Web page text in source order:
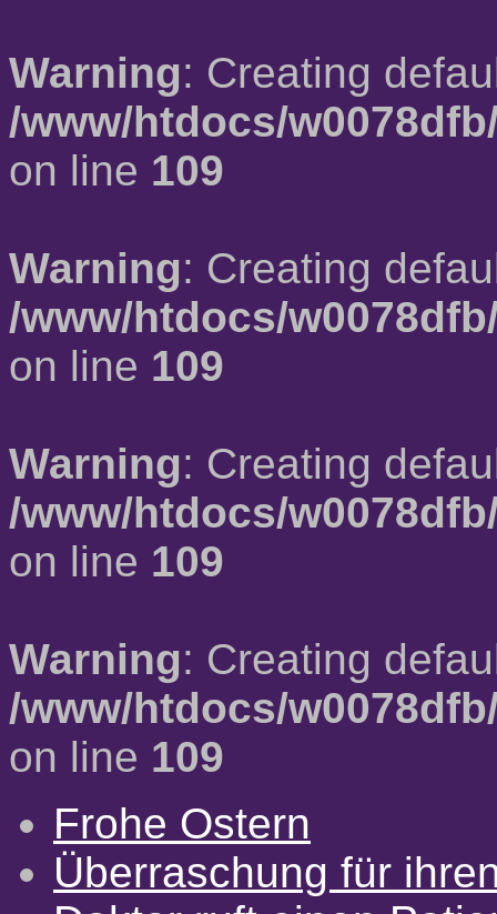
Warning: Creating
/www/htdocs/
on line 109
Warning: Creating
/www/htdocs/
on line 109
Warning: Creating
/www/htdocs/
on line 109
Warning: Creating
/www/htdocs/
on line 109
Frohe Ostern
Überraschung für